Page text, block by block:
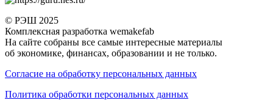
© РЭШ 2025
Комплексная разработка wemakefab
На сайте собраны все самые интересные материалы
об экономике, финансах, образовании и не только.
Согласие на обработку персональных данных
Политика обработки персональных данных